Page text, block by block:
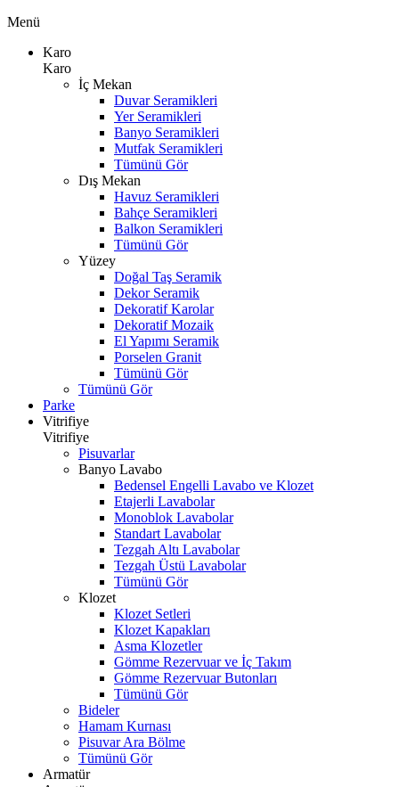
Menü
Karo
Karo
İç Mekan
Duvar Seramikleri
Yer Seramikleri
Banyo Seramikleri
Mutfak Seramikleri
Tümünü Gör
Dış Mekan
Havuz Seramikleri
Bahçe Seramikleri
Balkon Seramikleri
Tümünü Gör
Yüzey
Doğal Taş Seramik
Dekor Seramik
Dekoratif Karolar
Dekoratif Mozaik
El Yapımı Seramik
Porselen Granit
Tümünü Gör
Tümünü Gör
Parke
Vitrifiye
Vitrifiye
Pisuvarlar
Banyo Lavabo
Bedensel Engelli Lavabo ve Klozet
Etajerli Lavabolar
Monoblok Lavabolar
Standart Lavabolar
Tezgah Altı Lavabolar
Tezgah Üstü Lavabolar
Tümünü Gör
Klozet
Klozet Setleri
Klozet Kapakları
Asma Klozetler
Gömme Rezervuar ve İç Takım
Gömme Rezervuar Butonları
Tümünü Gör
Bideler
Hamam Kurnası
Pisuvar Ara Bölme
Tümünü Gör
Armatür